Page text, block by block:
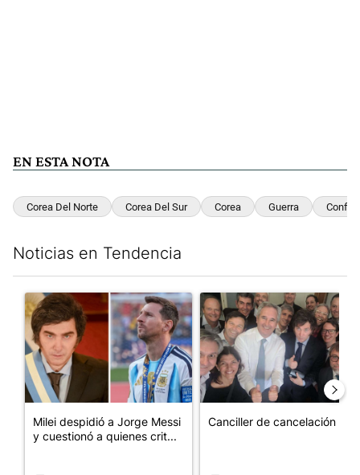
EN ESTA NOTA
Corea Del Norte Corea Del Sur Corea Guerra
Noticias en Tendencia
Un artículo de tendencia con el título "Milei despidió a Jorge
Milei despidió a Jorge Messi
y cuestionó a quienes crit...
Un artículo de tendencia con
Canciller de cancelación